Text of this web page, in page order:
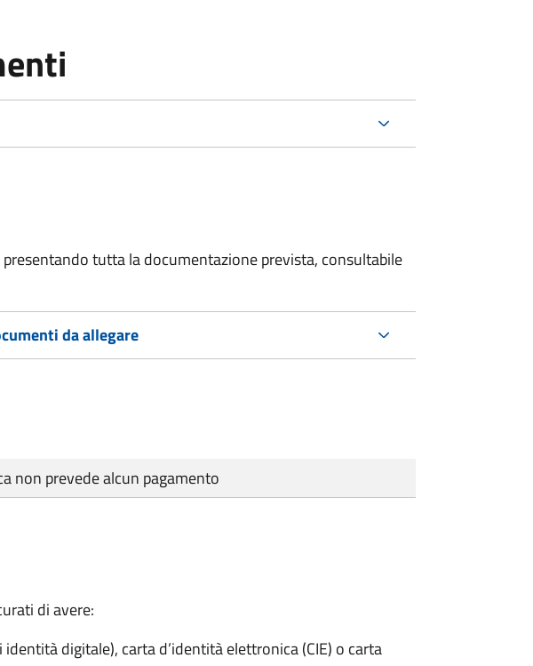
tutta la documentazione prevista, consultabile
da allegare
non prevede alcun pagamento
di avere:
identità digitale), carta d’identità elettronica (CIE) o carta